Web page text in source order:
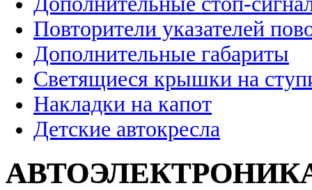
Повторители указателей
Дополнительные габариты
Светящиеся крышки на
Накладки на капот
Детские автокресла